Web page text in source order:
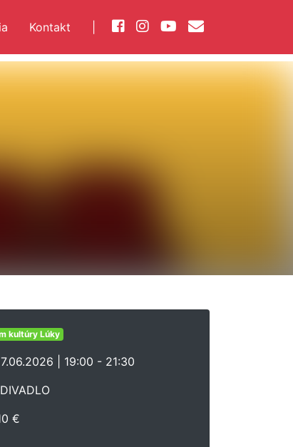
Kontakt
kultúry Lúky
| 19:00 - 21:30
€